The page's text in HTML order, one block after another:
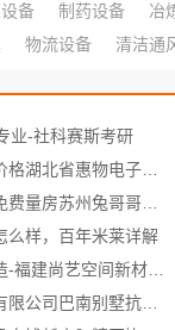
备 制药设备
冶
物流设备 清洁通
业-社科赛斯考研
么样，百年米莱详解